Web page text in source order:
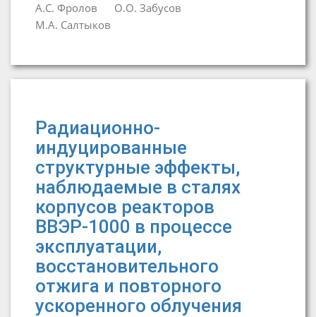
А.С. Фролов
О.О. Забусов
М.А. Салтыков
Радиационно-
индуцированные
структурные эффекты,
наблюдаемые в сталях
корпусов реакторов
ВВЭР-1000 в процессе
эксплуатации,
восстановительного
отжига и повторного
ускоренного облучения